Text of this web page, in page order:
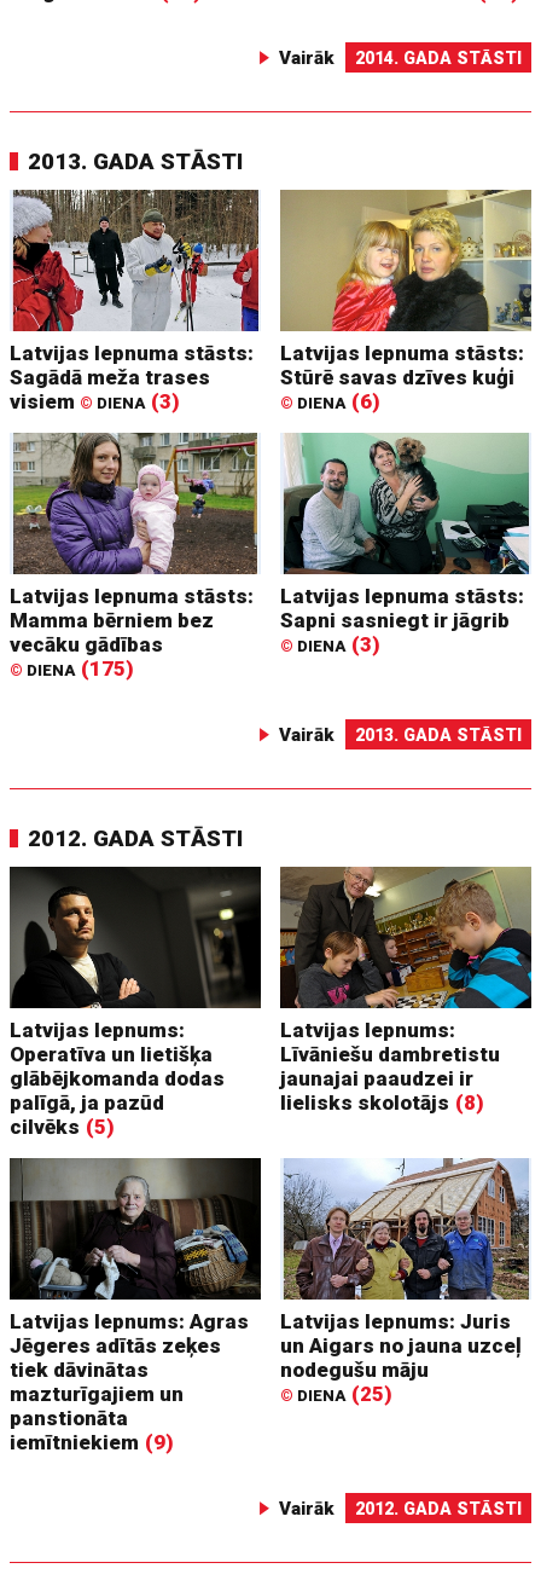
Vairāk 2014. GADA STĀSTI
2013. GADA STĀSTI
Latvijas lepnuma stāsts:
Sagādā meža trases
visiem © DIENA (3)
Latvijas lepnuma stāsts:
Stūrē savas dzīves kuģi
© DIENA (6)
Latvijas lepnuma stāsts:
Mamma bērniem bez
vecāku gādības
© DIENA (175)
Latvijas lepnuma stāsts:
Sapni sasniegt ir jāgrib
© DIENA (3)
Vairāk 2013. GADA STĀSTI
2012. GADA STĀSTI
Latvijas lepnums:
Operatīva un lietišķa
glābējkomanda dodas
palīgā, ja pazūd
cilvēks (5)
Latvijas lepnums:
Līvāniešu dambretistu
jaunajai paaudzei ir
lielisks skolotājs (8)
Latvijas lepnums: Agras
Jēgeres adītās zeķes
tiek dāvinātas
mazturīgajiem un
panstionāta
iemītniekiem (9)
Latvijas lepnums: Juris
un Aigars no jauna uzceļ
nodegušu māju
© DIENA (25)
Vairāk 2012. GADA STĀSTI